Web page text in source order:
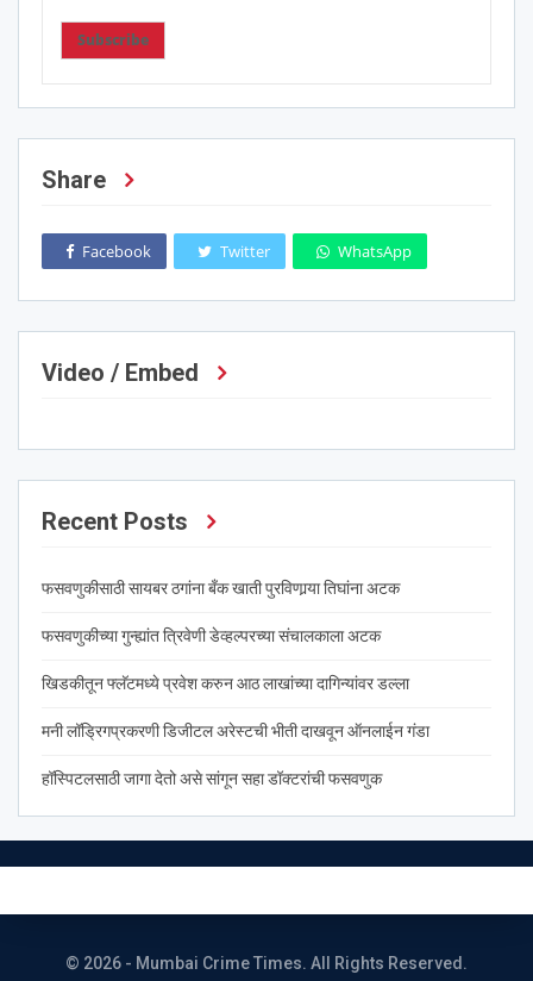
Subscribe
Share
Facebook Twitter WhatsApp
Video / Embed
Recent Posts
फसवणुकीसाठी सायबर ठगांना बँक खाती पुरविणार्‍या तिघांना अटक
फसवणुकीच्या गुन्ह्यांत त्रिवेणी डेव्हल्परच्या संचालकाला अटक
खिडकीतून फ्लॅटमध्ये प्रवेश करुन आठ लाखांच्या दागिन्यांवर डल्ला
मनी लॉड्रिगप्रकरणी डिजीटल अरेस्टची भीती दाखवून ऑनलाईन गंडा
हॉस्पिटलसाठी जागा देतो असे सांगून सहा डॉक्टरांची फसवणुक
© 2026 - Mumbai Crime Times. All Rights Reserved.